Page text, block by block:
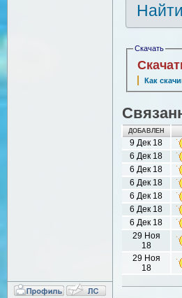
Скачать
Как
ДОБАВЛЕН
9 Дек 18
6 Дек 18
6 Дек 18
6 Дек 18
6 Дек 18
6 Дек 18
6 Дек 18
29 Ноя
18
29 Ноя
18